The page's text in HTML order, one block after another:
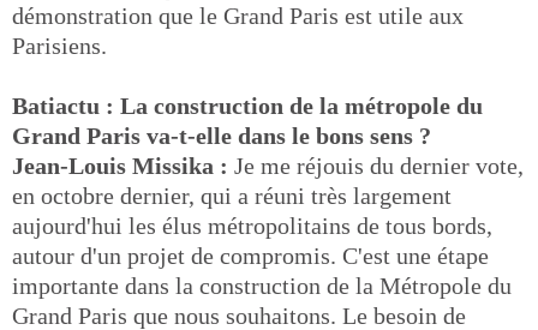
démonstration que le Grand Paris est utile aux
Parisiens.
Batiactu : La construction de la métropole du
Grand Paris va-t-elle dans le bons sens ?
Jean-Louis Missika : Je me réjouis du dernier vote,
en octobre dernier, qui a réuni très largement
aujourd'hui les élus métropolitains de tous bords,
autour d'un projet de compromis. C'est une étape
importante dans la construction de la Métropole du
Grand Paris que nous souhaitons. Le besoin de